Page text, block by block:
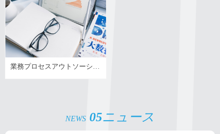
業務プロセスアウトソーシン
グサービス
NEWS 05ニュース